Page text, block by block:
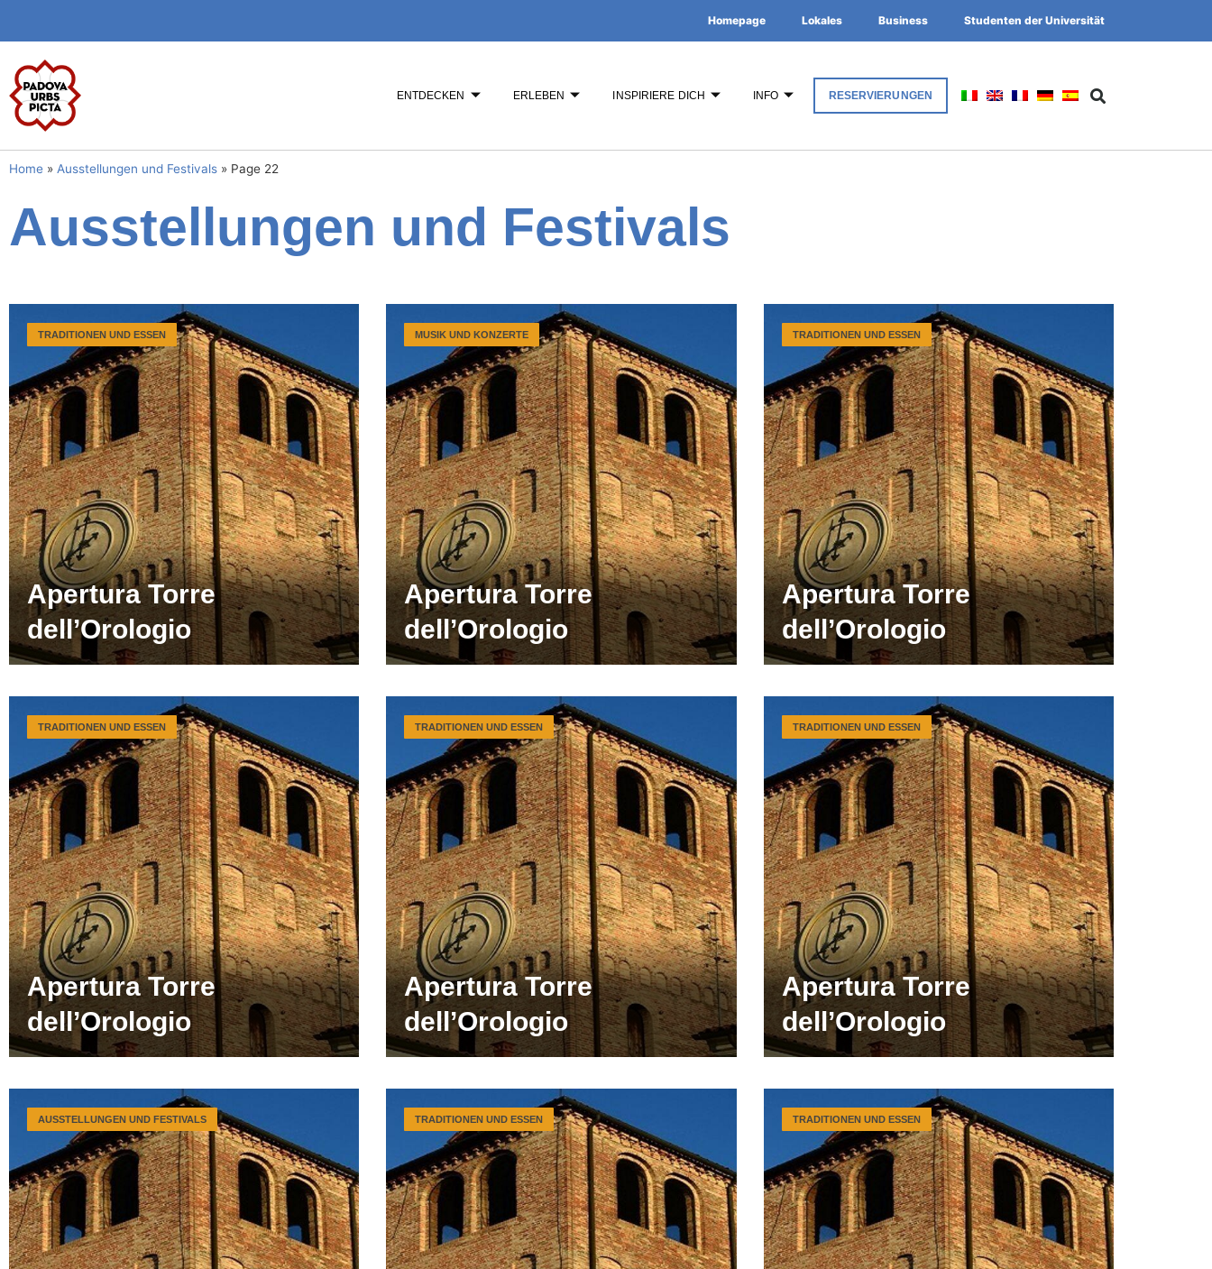
Homepage Lokales Business Studenten der Universität
ENTDECKEN ERLEBEN INSPIRIERE DICH INFO RESERVIERUNGEN
Home » Ausstellungen und Festivals » Page 22
Ausstellungen und Festivals
Apertura Torre
dell’Orologio
TRADITIONEN UND ESSEN
Apertura Torre
dell’Orologio
MUSIK UND KONZERTE
Apertura Torre
dell’Orologio
TRADITIONEN UND ESSEN
Apertura Torre
dell’Orologio
TRADITIONEN UND ESSEN
Apertura Torre
dell’Orologio
TRADITIONEN UND ESSEN
Apertura Torre
dell’Orologio
TRADITIONEN UND ESSEN
AUSSTELLUNGEN UND FESTIVALS TRADITIONEN UND ESSEN TRADITIONEN UND ESSEN